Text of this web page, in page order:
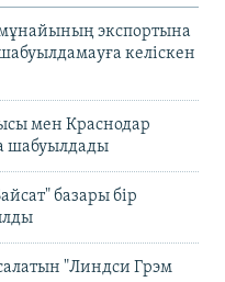
экспортына
келіскен
мен Краснодар
шабуылдады
базары бір
"Линдси Грэм